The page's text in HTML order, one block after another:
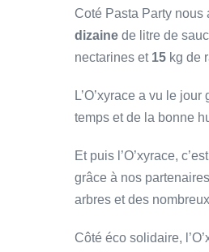
Coté Pasta Party
dizaine de litre de
nectarines et 15 kg de
L’O’xyrace a vu le
temps et de la bonne
Et puis l’O’xyrace, c’est
grâce à nos
arbres et des
Côté éco solidaire,